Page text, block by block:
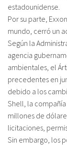
estadounidense.
Por su parte,
mundo, cerró un
Según la
agencia
ambientales, el
precedentes en
debido a los
Shell, la
millones de
licitaciones,
Sin embargo, los